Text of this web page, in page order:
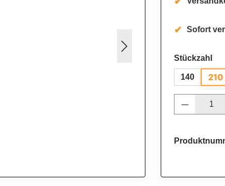
Sofort
Stückzahl
140 210
Produkt